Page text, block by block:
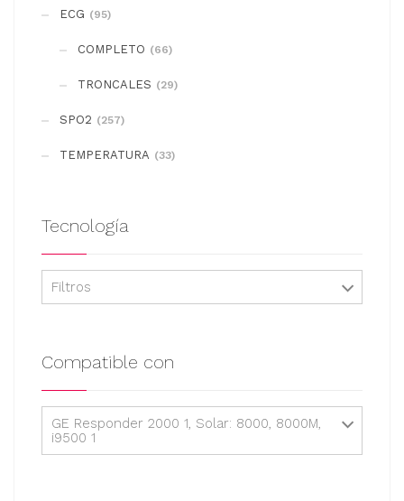
pueden
elegir
página
de
ECG (95)
COMPLETO (66)
TRONCALES (29)
SPO2 (257)
TEMPERATURA (33)
Tecnología
Filtros
Compatible con
GE Responder 2000 1, Solar: 8000, 8000M,
i9500 1